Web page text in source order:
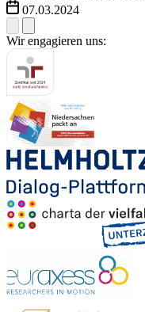
07.03.2024
Wir engagieren uns: